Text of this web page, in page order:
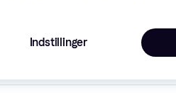
Indstillinger